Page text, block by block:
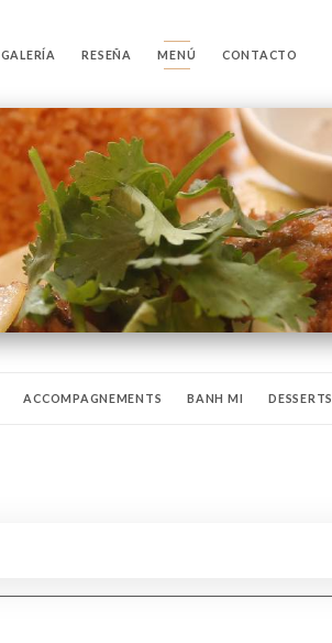
GALERÍA RESEÑA MENÚ CONTACTO
ACCOMPAGNEMENTS BANH MI DESSERTS